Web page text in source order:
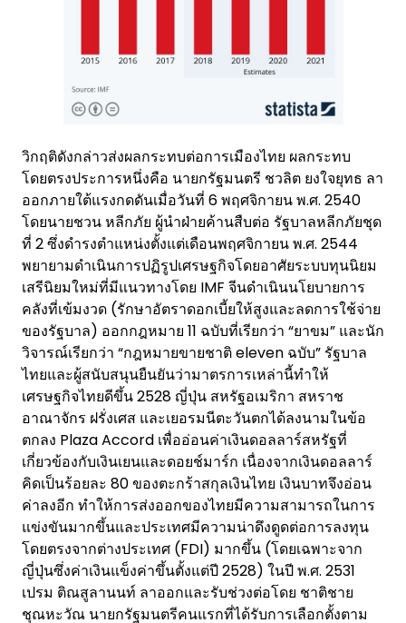
วิกฤติดังกล่าวส่งผลกระทบต่อการเมืองไทย ผลกระทบ
โดยตรงประการหนึ่งคือ นายกรัฐมนตรี ชวลิต ยงใจยุทธ ลา
ออกภายใต้แรงกดดันเมื่อวันที่ 6 พฤศจิกายน พ.ศ. 2540
โดยนายชวน หลีกภัย ผู้นำฝ่ายค้านสืบต่อ รัฐบาลหลีกภัยชุด
ที่ 2 ซึ่งดำรงตำแหน่งตั้งแต่เดือนพฤศจิกายน พ.ศ. 2544
พยายามดำเนินการปฏิรูปเศรษฐกิจโดยอาศัยระบบทุนนิยม
เสรีนิยมใหม่ที่มีแนวทางโดย IMF จีนดำเนินนโยบายการ
คลังที่เข้มงวด (รักษาอัตราดอกเบี้ยให้สูงและลดการใช้จ่าย
ของรัฐบาล) ออกกฎหมาย 11 ฉบับที่เรียกว่า “ยาขม” และนัก
วิจารณ์เรียกว่า “กฎหมายขายชาติ eleven ฉบับ” รัฐบาล
ไทยและผู้สนับสนุนยืนยันว่ามาตรการเหล่านี้ทำให้
เศรษฐกิจไทยดีขึ้น 2528 ญี่ปุ่น สหรัฐอเมริกา สหราช
อาณาจักร ฝรั่งเศส และเยอรมนีตะวันตกได้ลงนามในข้อ
ตกลง Plaza Accord เพื่ออ่อนค่าเงินดอลลาร์สหรัฐที่
เกี่ยวข้องกับเงินเยนและดอยช์มาร์ก เนื่องจากเงินดอลลาร์
คิดเป็นร้อยละ 80 ของตะกร้าสกุลเงินไทย เงินบาทจึงอ่อน
ค่าลงอีก ทำให้การส่งออกของไทยมีความสามารถในการ
แข่งขันมากขึ้นและประเทศมีความน่าดึงดูดต่อการลงทุน
โดยตรงจากต่างประเทศ (FDI) มากขึ้น (โดยเฉพาะจาก
ญี่ปุ่นซึ่งค่าเงินแข็งค่าขึ้นตั้งแต่ปี 2528) ในปี พ.ศ. 2531
เปรม ติณสูลานนท์ ลาออกและรับช่วงต่อโดย ชาติชาย
ชุณหะวัณ นายกรัฐมนตรีคนแรกที่ได้รับการเลือกตั้งตาม